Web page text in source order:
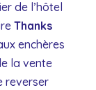
de l’hôtel
Thanks
enchères
la vente
reverser